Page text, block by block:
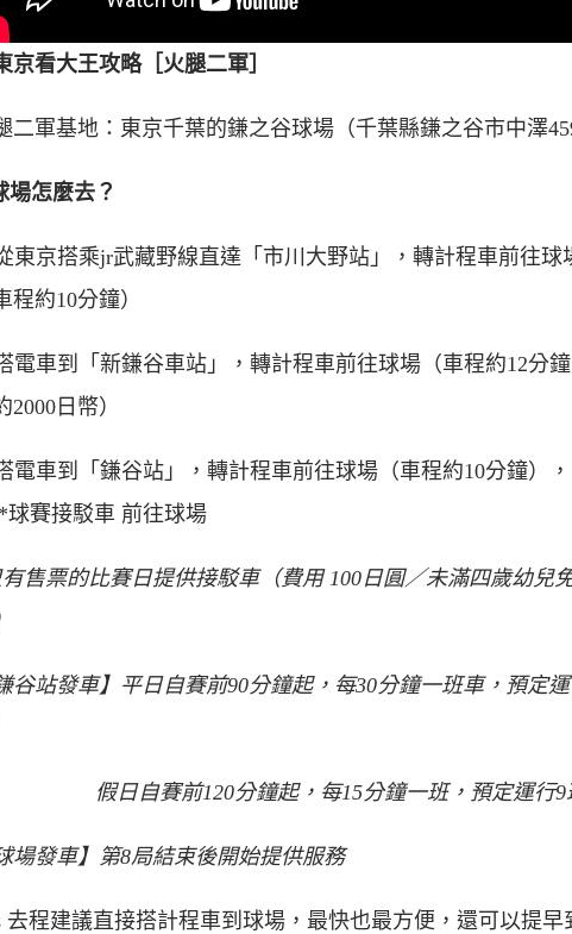
京看大王攻略［火腿二軍］
二軍基地：東京千葉的鎌之谷球場（千葉縣鎌之谷市中澤
場怎麼去？
東京搭乘jr武藏野線直達「市川大野站」，轉計程車前往球
程約10分鐘）
電車到「新鎌谷車站」，轉計程車前往球場（車程約12分
2000日幣）
電車到「鎌谷站」，轉計程車前往球場（車程約10分鐘）
球賽接駁車 前往球場
有售票的比賽日提供接駁車（費用 100日圓／未滿四歲幼兒
谷站發車】平日自賽前90分鐘起，每30分鐘一班車，預定
假日自賽前120分鐘起，每15分鐘一班，預定運行9
場發車】第8局結束後開始提供服務
去程建議直接搭計程車到球場，最快也最方便，還可以提早